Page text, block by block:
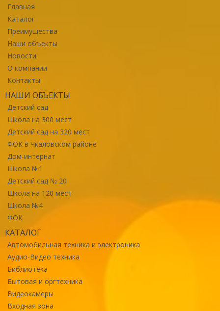
Главная
Каталог
Преимущества
Наши объекты
Новости
О компании
Контакты
НАШИ ОБЪЕКТЫ
Детский сад
Школа на 300 мест
Детский сад на 320 мест
ФОК в Чкаловском районе
Дом-интернат
Школа №1
Детский сад № 20
Школа на 120 мест
Школа №4
ФОК
КАТАЛОГ
Автомобильная техника и электроника
Аудио-Видео техника
Библиотека
Бытовая и оргтехника
Видеокамеры
Входная зона